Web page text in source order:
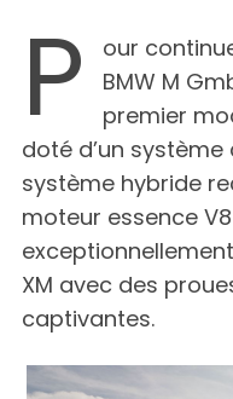
P
our
BMW M
premier
doté d’un
système hybride
moteur essence
XM avec des
captivantes.